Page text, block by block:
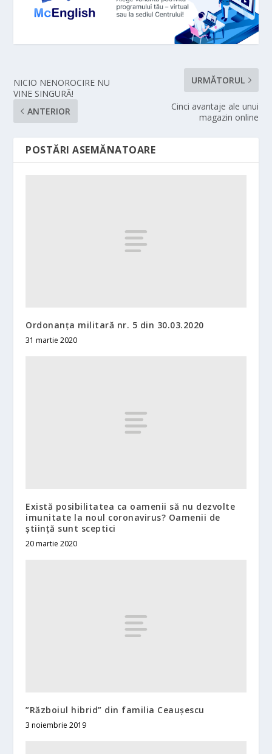
NICIO NENOROCIRE NU
VINE SINGURĂ!
ANTERIOR
URMĂTORUL
Cinci avantaje ale unui
magazin online
POSTĂRI ASEMĂNATOARE
Ordonanța militară nr. 5 din 30.03.2020
31 martie 2020
Există posibilitatea ca oamenii să nu dezvolte
imunitate la noul coronavirus? Oamenii de
știință sunt sceptici
20 martie 2020
”Războiul hibrid” din familia Ceaușescu
3 noiembrie 2019